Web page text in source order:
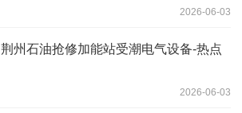
2026-06-03
荆州石油抢修加能站受潮电气设备-热点
2026-06-03